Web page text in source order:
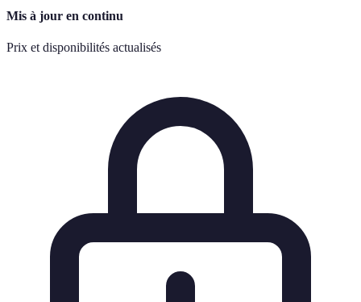
Mis à jour en continu
Prix et disponibilités actualisés